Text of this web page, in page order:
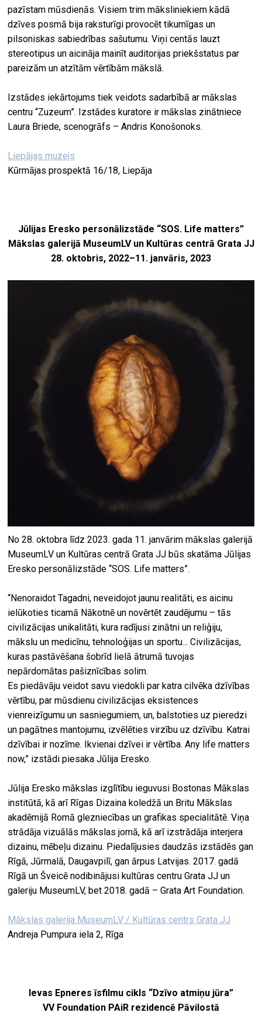
pazīstam mūsdienās. Visiem trim māksliniekiem kādā
dzīves posmā bija raksturīgi provocēt tikumīgas un
pilsoniskas sabiedrības sašutumu. Viņi centās lauzt
stereotipus un aicināja mainīt auditorijas priekšstatus par
pareizām un atzītām vērtībām mākslā.
Izstādes iekārtojums tiek veidots sadarbībā ar mākslas
centru “Zuzeum”. Izstādes kuratore ir mākslas zinātniece
Laura Briede, scenogrāfs – Andris Konošonoks.
Liepājas muzejs
Kūrmājas prospektā 16/18, Liepāja
Jūlijas Eresko personālizstāde “SOS. Life matters”
Mākslas galerijā MuseumLV un Kultūras centrā Grata JJ
28. oktobris, 2022–11. janvāris, 2023
No 28. oktobra līdz 2023. gada 11. janvārim mākslas galerijā
MuseumLV un Kultūras centrā Grata JJ būs skatāma Jūlijas
Eresko personālizstāde “SOS. Life matters”.
“Nenoraidot Tagadni, neveidojot jaunu realitāti, es aicinu
ielūkoties ticamā Nākotnē un novērtēt zaudējumu – tās
civilizācijas unikalitāti, kura radījusi zinātni un reliģiju,
mākslu un medicīnu, tehnoloģijas un sportu... Civilizācijas,
kuras pastāvēšana šobrīd lielā ātrumā tuvojas
nepārdomātas pašiznīcības solim.
Es piedāvāju veidot savu viedokli par katra cilvēka dzīvības
vērtību, par mūsdienu civilizācijas eksistences
vienreizīgumu un sasniegumiem, un, balstoties uz pieredzi
un pagātnes mantojumu, izvēlēties virzību uz dzīvību. Katrai
dzīvībai ir nozīme. Ikvienai dzīvei ir vērtība. Any life matters
now,” izstādi piesaka Jūlija Eresko.
Jūlija Eresko mākslas izglītību ieguvusi Bostonas Mākslas
institūtā, kā arī Rīgas Dizaina koledžā un Britu Mākslas
akadēmijā Romā glezniecības un grafikas specialitātē. Viņa
strādāja vizuālās mākslas jomā, kā arī izstrādāja interjera
dizainu, mēbeļu dizainu. Piedalījusies daudzās izstādēs gan
Rīgā, Jūrmalā, Daugavpilī, gan ārpus Latvijas. 2017. gadā
Rīgā un Šveicē nodibinājusi kultūras centru Grata JJ un
galeriju MuseumLV, bet 2018. gadā – Grata Art Foundation.
Mākslas galerija MuseumLV / Kultūras centrs Grata JJ
Andreja Pumpura iela 2, Rīga
Ievas Epneres īsfilmu cikls “Dzīvo atmiņu jūra”
VV Foundation PAiR rezidencē Pāvilostā